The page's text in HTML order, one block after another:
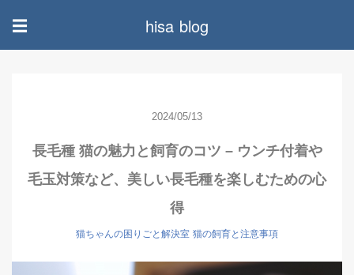
☰ hisa blog
2024/05/13
長毛種 猫の魅力と飼育のコツ – ウンチ付着や
毛玉対策など、美しい長毛種を楽しむための心
得
猫ちゃんの困りごと解決室 猫の飼育と注意事項